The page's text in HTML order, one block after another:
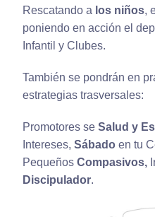
Rescatando a los niños,
poniendo en acción el
Infantil y Clubes.
También se pondrán en
estrategias trasversales:
Promotores se Salud y
Intereses, Sábado en tu
Pequeños Compasivos,
Discipulador.